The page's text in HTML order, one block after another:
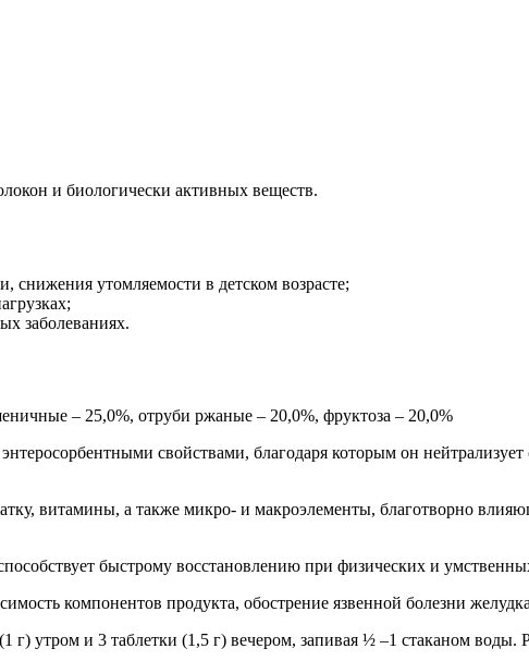
и биологически активных веществ.
снижения утомляемости в детском возрасте;
заболеваниях.
– 25,0%, отруби ржаные – 20,0%, фруктоза – 20,0%
свойствами, благодаря которым он
витамины, а также микро- и макроэлементы, благотворно
быстрому восстановлению при физических и
компонентов продукта, обострение язвенной болезни
г) утром и 3 таблетки (1,5 г) вечером, запивая ½ –1 стаканом